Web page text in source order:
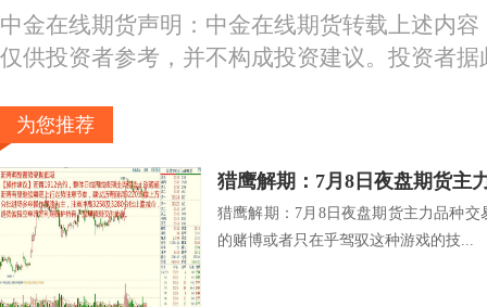
中金在线期货声明：中金在线期货转载上述内
仅供投资者参考，并不构成投资建议。投资者
为您推荐
猎鹰解期：7月8日夜盘期货主
猎鹰解期：7月8日夜盘期货主力品种
的赌博或者只在乎驾驭这种游戏的技...